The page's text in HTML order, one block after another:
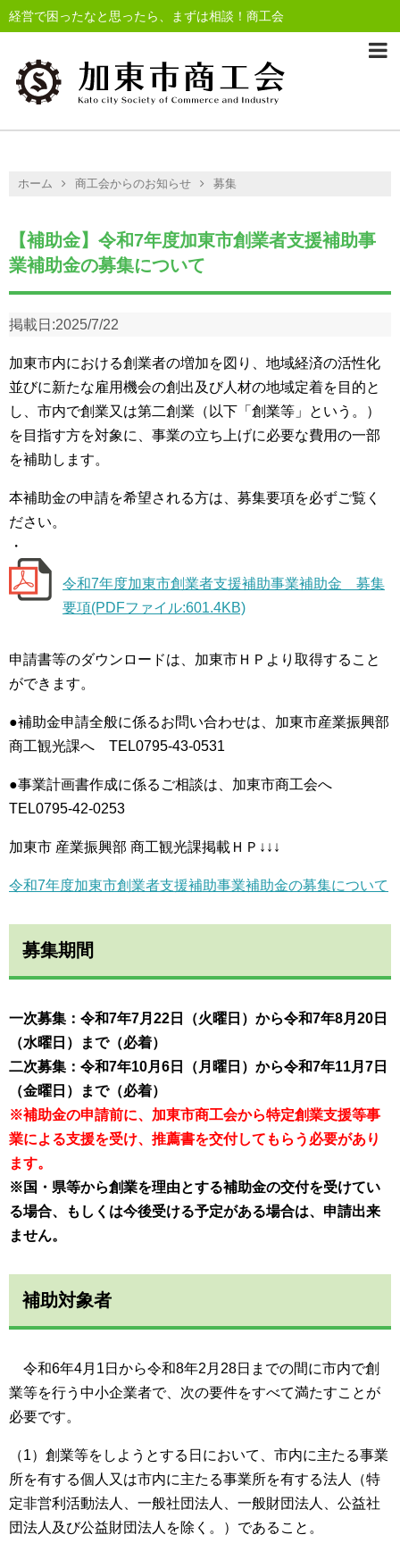
経営で困ったなと思ったら、まずは相談！商工会
ホーム 商工会からのお知らせ 募集
【補助金】令和7年度加東市創業者支援補助事
業補助金の募集について
掲載日:2025/7/22
加東市内における創業者の増加を図り、地域経済の活性化
並びに新たな雇用機会の創出及び人材の地域定着を目的と
し、市内で創業又は第二創業（以下「創業等」という。）
を目指す方を対象に、事業の立ち上げに必要な費用の一部
を補助します。
本補助金の申請を希望される方は、募集要項を必ずご覧く
ださい。
・
令和7年度加東市創業者支援補助事業補助金 募集
要項(PDFファイル:601.4KB)
申請書等のダウンロードは、加東市ＨＰより取得すること
ができます。
●補助金申請全般に係るお問い合わせは、加東市産業振興部
商工観光課へ TEL0795-43-0531
●事業計画書作成に係るご相談は、加東市商工会へ
TEL0795-42-0253
加東市 産業振興部 商工観光課掲載ＨＰ↓↓↓
令和7年度加東市創業者支援補助事業補助金の募集について
募集期間
一次募集：令和7年7月22日（火曜日）から令和7年8月20日
（水曜日）まで（必着）
二次募集：令和7年10月6日（月曜日）から令和7年11月7日
（金曜日）まで（必着）
※補助金の申請前に、加東市商工会から特定創業支援等事
業による支援を受け、推薦書を交付してもらう必要があり
ます。
※国・県等から創業を理由とする補助金の交付を受けてい
る場合、もしくは今後受ける予定がある場合は、申請出来
ません。
補助対象者
令和6年4月1日から令和8年2月28日までの間に市内で創
業等を行う中小企業者で、次の要件をすべて満たすことが
必要です。
（1）創業等をしようとする日において、市内に主たる事業
所を有する個人又は市内に主たる事業所を有する法人（特
定非営利活動法人、一般社団法人、一般財団法人、公益社
団法人及び公益財団法人を除く。）であること。